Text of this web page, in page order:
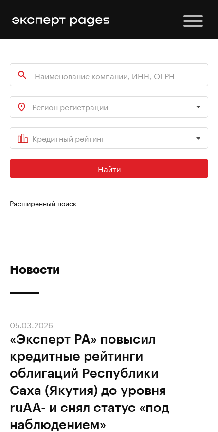
Регион регистрации
Кредитный рейтинг
Найти
Расширенный поиск
Новости
«Эксперт РА» повысил
кредитные рейтинги
облигаций Республики
Саха (Якутия) до уровня
ruAA- и cнял статус «под
наблюдением»
05.03.2026